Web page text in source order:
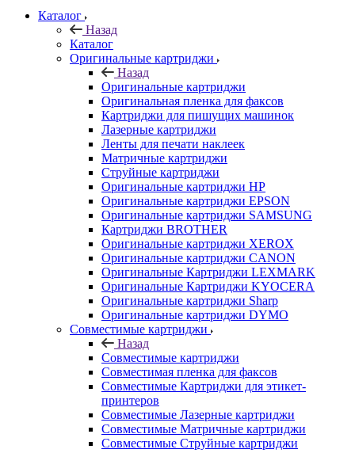
Каталог
Назад
Каталог
Оригинальные картриджи
Назад
Оригинальные картриджи
Оригинальная пленка для факсов
Картриджи для пишущих машинок
Лазерные картриджи
Ленты для печати наклеек
Матричные картриджи
Струйные картриджи
Оригинальные картриджи HP
Оригинальные картриджи EPSON
Оригинальные картриджи SAMSUNG
Картриджи BROTHER
Оригинальные картриджи XEROX
Оригинальные картриджи CANON
Оригинальные Картриджи LEXMARK
Оригинальные Картриджи KYOCERA
Оригинальные картриджи Sharp
Оригинальные картриджи DYMO
Совместимые картриджи
Назад
Совместимые картриджи
Совместимая пленка для факсов
Совместимые Картриджи для этикет-
принтеров
Совместимые Лазерные картриджи
Совместимые Матричные картриджи
Совместимые Струйные картриджи